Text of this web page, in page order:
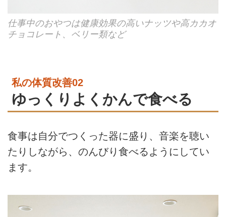
仕事中のおやつは健康効果の高いナッツや高カカオ
チョコレート、ベリー類など
私の体質改善02
ゆっくりよくかんで食べる
食事は自分でつくった器に盛り、音楽を聴い
たりしながら、のんびり食べるようにしてい
ます。